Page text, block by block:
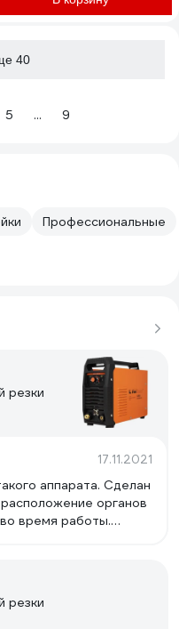
40
5 ... 9
Профессиональные
резки
17.11.2021
аппарата. Сделан
органов
время работы.
можно подобрать с
резки